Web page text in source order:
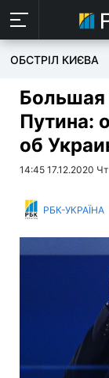
ОБСТРІЛ КИЄВА
Большая
Путина:
об
14:45 17.12.2020 Чт
РБК-УКРАЇНА